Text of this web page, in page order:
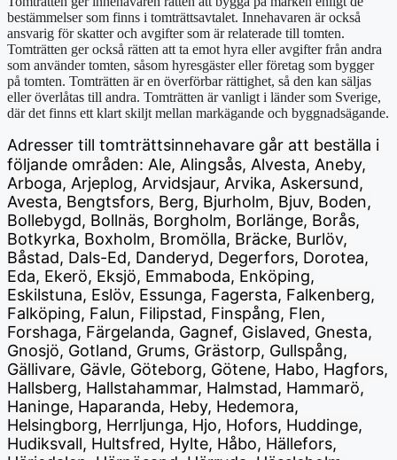
bestämmelser som finns i tomträttsavtalet. Innehavaren är också
ansvarig för skatter och avgifter som är relaterade till tomten.
Tomträtten ger också rätten att ta emot hyra eller avgifter från andra
som använder tomten, såsom hyresgäster eller företag som bygger
på tomten. Tomträtten är en överförbar rättighet, så den kan säljas
eller överlåtas till andra. Tomträtten är vanligt i länder som Sverige,
där det finns ett klart skiljt mellan markägande och byggnadsägande.
Adresser till tomträttsinnehavare går att beställa i
följande områden: Ale, Alingsås, Alvesta, Aneby,
Arboga, Arjeplog, Arvidsjaur, Arvika, Askersund,
Avesta, Bengtsfors, Berg, Bjurholm, Bjuv, Boden,
Bollebygd, Bollnäs, Borgholm, Borlänge, Borås,
Botkyrka, Boxholm, Bromölla, Bräcke, Burlöv,
Båstad, Dals-Ed, Danderyd, Degerfors, Dorotea,
Eda, Ekerö, Eksjö, Emmaboda, Enköping,
Eskilstuna, Eslöv, Essunga, Fagersta, Falkenberg,
Falköping, Falun, Filipstad, Finspång, Flen,
Forshaga, Färgelanda, Gagnef, Gislaved, Gnesta,
Gnosjö, Gotland, Grums, Grästorp, Gullspång,
Gällivare, Gävle, Göteborg, Götene, Habo, Hagfors,
Hallsberg, Hallstahammar, Halmstad, Hammarö,
Haninge, Haparanda, Heby, Hedemora,
Helsingborg, Herrljunga, Hjo, Hofors, Huddinge,
Hudiksvall, Hultsfred, Hylte, Håbo, Hällefors,